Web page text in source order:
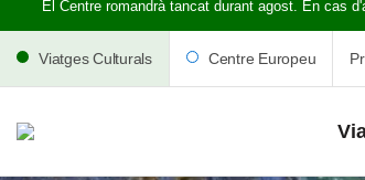
El Centre romandrà tancat durant agost. En cas
Viatges Culturals Centre Europeu